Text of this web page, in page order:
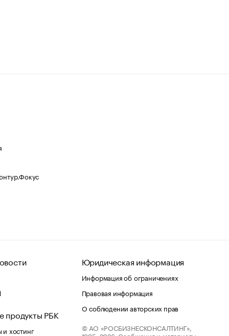
продукты РБК
хостинг
Юридическая информация
Информация об ограничениях
Правовая информация
О соблюдении авторских прав
© АО «РОСБИЗНЕСКОНСАЛТИНГ»,